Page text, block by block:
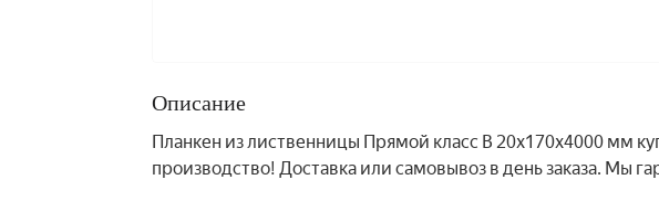
Описание
Планкен из лиственницы Прямой класс В 20x170x4000 мм
производство! Доставка или самовывоз в день заказа. Мы